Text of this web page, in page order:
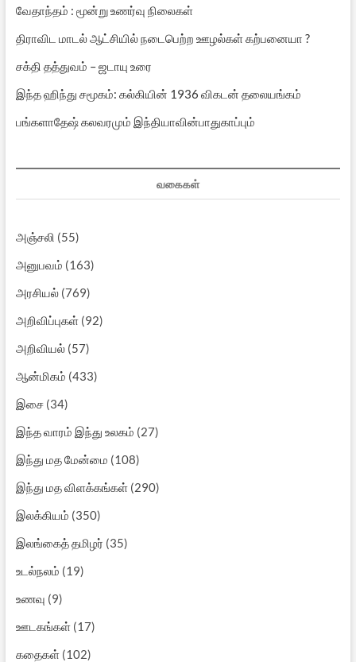
வேதாந்தம் : மூன்று உணர்வு நிலைகள்
திராவிட மாடல் ஆட்சியில் நடைபெற்ற ஊழல்கள் கற்பனையா ?
சக்தி தத்துவம் – ஜடாயு உரை
இந்த ஹிந்து சமூகம்: கல்கியின் 1936 விகடன் தலையங்கம்
பங்களாதேஷ் கலவரமும் இந்தியாவின்பாதுகாப்பும்
வகைகள்
அஞ்சலி (55)
அனுபவம் (163)
அரசியல்(769)
அறிவிப்புகள்(92)
அறிவியல்(57)
ஆன்மிகம் (433)
இசை(34)
இந்த வாரம் இந்து உலகம் (27)
இந்து மத மேன்மை (108)
இந்து மத விளக்கங்கள்(290)
இலக்கியம் (350)
இலங்கைத் தமிழர் (35)
உடல்நலம் (19)
உணவு (9)
ஊடகங்கள்(17)
கதைகள்(102)